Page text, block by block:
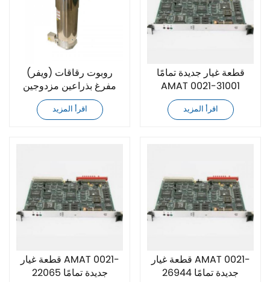
روبوت رقاقات (ويفر)
مفرغ بذراعين مزدوجين
جديد تمامًا من Yaskawa
XU-RC350D-K01
اقرأ المزيد
قطعة غيار جديدة تمامًا
AMAT 0021-31001
اقرأ المزيد
قطعة غيار AMAT 0021-
22065 جديدة تمامًا
قطعة غيار AMAT 0021-
26944 جديدة تمامًا